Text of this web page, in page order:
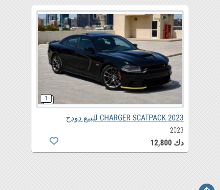
CHARGER SCATPACK 2023 للبيع دودج
2023
دك 12,800